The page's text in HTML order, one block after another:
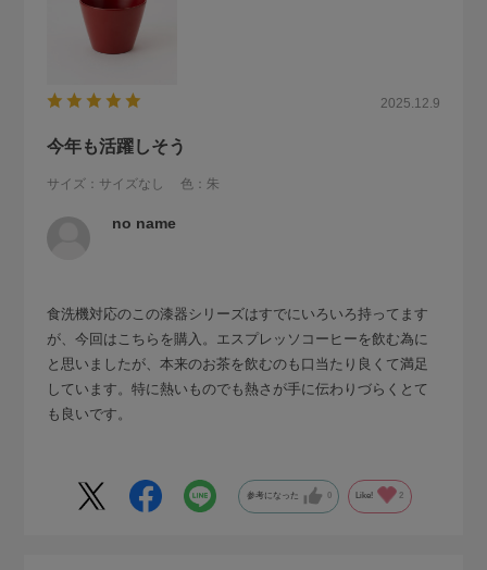
2025.12.9
今年も活躍しそう
サイズ：サイズなし 色：朱
no name
食洗機対応のこの漆器シリーズはすでにいろいろ持ってます
が、今回はこちらを購入。エスプレッソコーヒーを飲む為に
と思いましたが、本来のお茶を飲むのも口当たり良くて満足
しています。特に熱いものでも熱さが手に伝わりづらくとて
も良いです。
参考になった 0 Like! 2